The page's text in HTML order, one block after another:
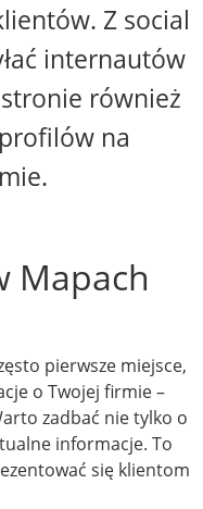
Z social
internautów
również
na
Mapach
pierwsze miejsce,
o Twojej firmie –
zadbać nie tylko o
informacje. To
się klientom